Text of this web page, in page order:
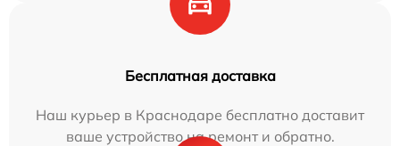
Бесплатная доставка
Наш курьер в Краснодаре бесплатно доставит
ваше устройство на ремонт и обратно.